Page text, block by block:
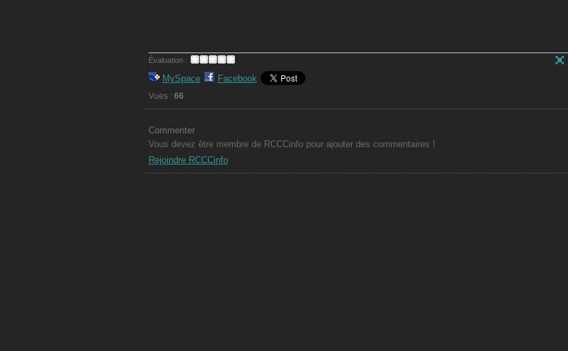
Évaluation :
MySpace Facebook
Vues : 66
Commenter
Vous devez être membre de RCCCinfo pour ajouter des commentaires !
Rejoindre RCCCinfo